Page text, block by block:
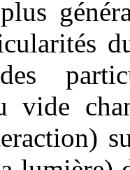
vide